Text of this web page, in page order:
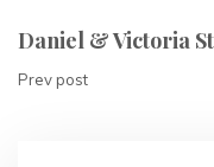
Daniel & Victoria
Prev post